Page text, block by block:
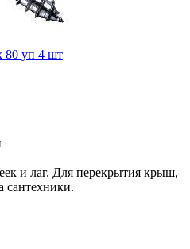
80 уп 4 шт
и лаг. Для перекрытия крыш,
сантехники.